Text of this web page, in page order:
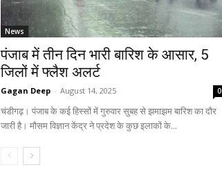
News
पंजाब में तीन दिन भारी बारिश के आसार, 5
जिलों में फ्लैश अलर्ट
Gagan Deep - August 14, 2025 0
चंडीगढ़। पंजाब के कई हिस्सों में गुरुवार सुबह से झमाझम बारिश का दौर
जारी है। मौसम विज्ञान केंद्र ने प्रदेश के कुछ इलाकों के...